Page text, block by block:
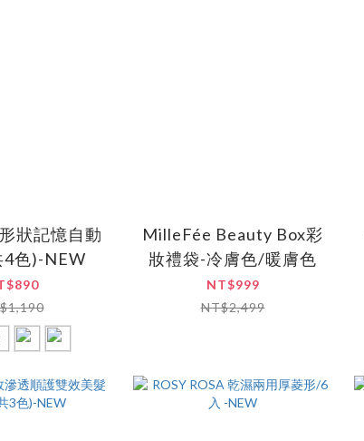
狀記憶自動
4色)-NEW
MilleFée Beauty Box彩
妝禮袋-冷膚色/暖膚色
NT$999
NT$2,499